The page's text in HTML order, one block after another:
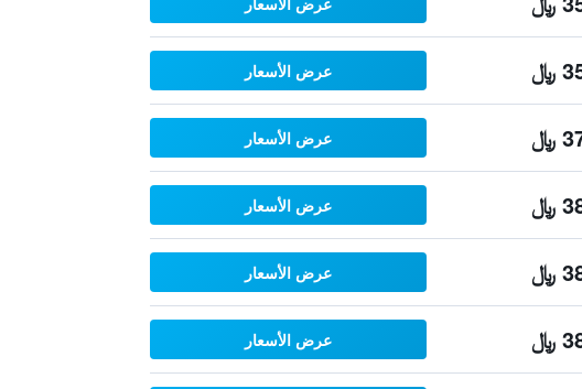
﷼ عرض الأسعار
﷼ عرض الأسعار
﷼ عرض الأسعار
﷼ عرض الأسعار
﷼ عرض الأسعار